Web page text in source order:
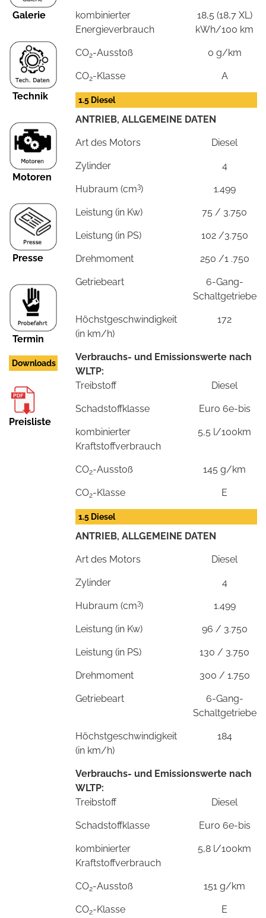
Galerie
Technik
Motoren
Presse
Termin
Downloads
Preisliste
kombinierter
Energieverbrauch
18,5 (18,7 XL)
kWh/100 km
CO2-Ausstoß 0 g/km
CO2-Klasse A
1.5 Diesel
ANTRIEB, ALLGEMEINE DATEN
Art des Motors Diesel
Zylinder 4
Hubraum (cm3) 1.499
Leistung (in Kw) 75 / 3.750
Leistung (in PS) 102 /3.750
Drehmoment 250 /1 .750
Getriebeart
6-Gang-
Schaltgetriebe
Höchstgeschwindigkeit
(in km/h)
172
Verbrauchs- und Emissionswerte nach
WLTP:
Treibstoff
Diesel
Schadstoffklasse Euro 6e-bis
kombinierter
Kraftstoffverbrauch
5,5 l/100km
CO2-Ausstoß 145 g/km
CO2-Klasse E
1.5 Diesel
ANTRIEB, ALLGEMEINE DATEN
Art des Motors Diesel
Zylinder 4
Hubraum (cm3) 1.499
Leistung (in Kw) 96 / 3.750
Leistung (in PS) 130 / 3.750
Drehmoment 300 / 1.750
Getriebeart
6-Gang-
Schaltgetriebe
Höchstgeschwindigkeit
(in km/h)
184
Verbrauchs- und Emissionswerte nach
WLTP:
Treibstoff
Diesel
Schadstoffklasse Euro 6e-bis
kombinierter
Kraftstoffverbrauch
5,8 l/100km
CO2-Ausstoß 151 g/km
CO2-Klasse E